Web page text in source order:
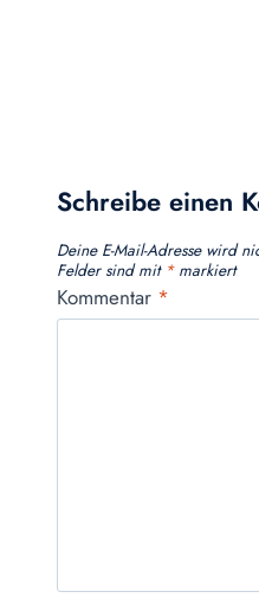
Schreibe einen
Deine E-Mail-Adresse wird
Felder sind mit *markiert
Kommentar *